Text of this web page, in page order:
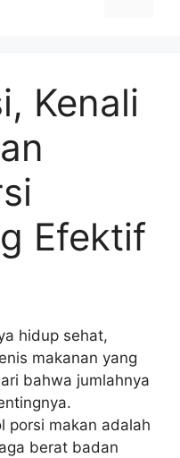
Kenali
Efektif
hidup sehat,
makanan yang
bahwa jumlahnya
porsi makan adalah
berat badan